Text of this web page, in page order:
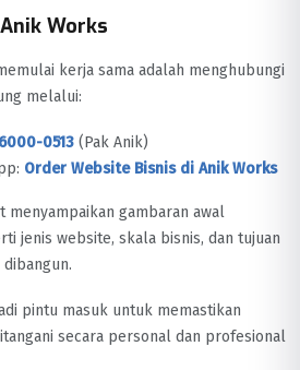
Works
kerja sama adalah menghubungi
melalui:
0513 (Pak Anik)
Order Website Bisnis di Anik Works
menyampaikan gambaran awal
jenis website, skala bisnis, dan tujuan
pintu masuk untuk memastikan
secara personal dan profesional